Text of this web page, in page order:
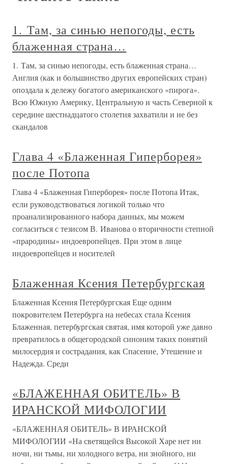
1. Там, за синью непогоды, есть
блаженная страна…
1. Там, за синью непогоды, есть блаженная страна…
Англия (как и большинство других европейских стран)
опоздала к дележу богатого американского «пирога».
Всю Южную Америку, Центральную и часть Северной к
середине шестнадцатого столетия захватили и не без
скандалов
Глава 4 «Блаженная Гиперборея»
после Потопа
Глава 4 «Блаженная Гиперборея» после Потопа Итак,
если руководствоваться логикой только что
проанализированного набора данных, мы можем
согласиться с тезисом В. Иванова о вторичности степной
«прародины» индоевропейцев. При этом в лице
индоевропейцев и носителей
Блаженная Ксения Петербургская
Блаженная Ксения Петербургская Еще одним
покровителем Петербурга на небесах стала Ксения
Блаженная, петербургская святая, имя которой уже давно
превратилось в общегородской синоним таких понятий
милосердия и сострадания, как Спасение, Утешение и
Надежда. Среди
«БЛАЖЕННАЯ ОБИТЕЛЬ» В
ИРАНСКОЙ МИФОЛОГИИ
«БЛАЖЕННАЯ ОБИТЕЛЬ» В ИРАНСКОЙ
МИФОЛОГИИ «На светящейся Высокой Харе нет ни
ночи, ни тьмы, ни холодного ветра, ни знойного, ни